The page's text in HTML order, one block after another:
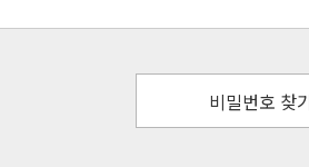
비밀번호 찾